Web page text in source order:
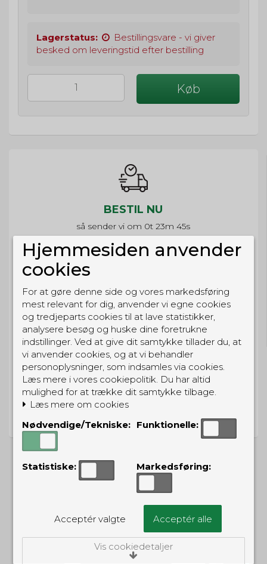
Lagerstatus:
Bestillingsvare - vi giver
besked om leveringstid efter bestilling
Køb
BESTIL NU
så sender vi om 0t 23m 45s
Eller hent i butikken til kl. 17:00
GRATIS LEVERING
Til pakkeboks ved køb for 399 kr.
Gratis hjemmelevering for 699 kr.
PRISGARANTI
Vi har prisgaranti på alle produkter
ALTERNATIVE PRODUKTER
TILBUD
Hjemmesiden anvender
cookies
For at gøre denne side og vores markedsføring
mest relevant for dig, anvender vi egne cookies
og tredjeparts cookies til at lave statistikker,
analysere besøg og huske dine foretrukne
indstillinger. Ved at give dit samtykke tillader du, at
vi anvender cookies, og at vi behandler
personoplysninger, som indsamles via cookies.
Læs mere i vores cookiepolitik. Du har altid
mulighed for at trække dit samtykke tilbage.
Læs mere om cookies
Nødvendige/Tekniske: Funktionelle:
Statistiske: Markedsføring:
Acceptér valgte Acceptér alle
Vis cookiedetaljer